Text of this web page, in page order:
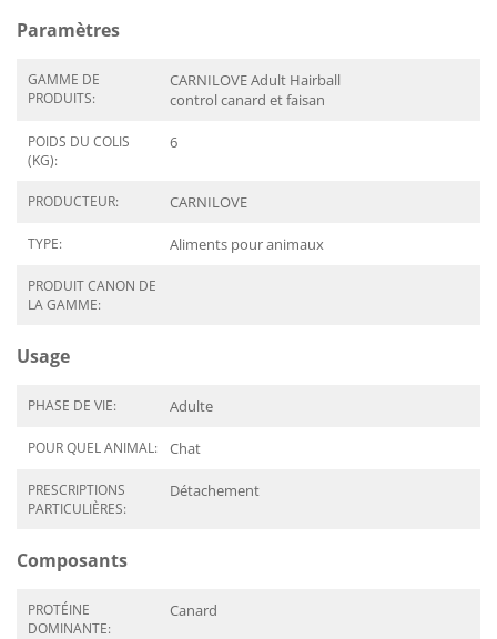
Paramètres
GAMME DE
PRODUITS:
CARNILOVE Adult Hairball
control canard et faisan
POIDS DU COLIS
(KG):
6
PRODUCTEUR: CARNILOVE
TYPE: Aliments pour animaux
PRODUIT CANON DE
LA GAMME:
Usage
PHASE DE VIE: Adulte
POUR QUEL ANIMAL: Chat
PRESCRIPTIONS
PARTICULIÈRES:
Détachement
Composants
PROTÉINE
DOMINANTE:
Canard